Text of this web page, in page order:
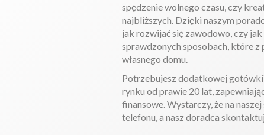
spędzenie wolnego czasu, czy
najbliższych. Dzięki naszym
jak rozwijać się zawodowo, czy
sprawdzonych sposobach, które z
własnego domu.
Potrzebujesz dodatkowej
rynku od prawie 20 lat,
finansowe. Wystarczy, że na
telefonu, a nasz doradca